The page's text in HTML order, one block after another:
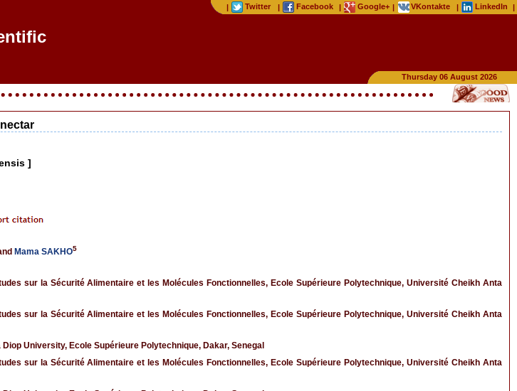
| Twitter | Facebook | Google+ | VKontakte | LinkedIn |
Res
Thursday 06 August 2026
]
Mama SAKHO5
sur la Sécurité Alimentaire et les Molécules Fonctionnelles, Ecole Supérieure Polytechnique, Université Cheikh Anta
sur la Sécurité Alimentaire et les Molécules Fonctionnelles, Ecole Supérieure Polytechnique, Université Cheikh Anta
University, Ecole Supérieure Polytechnique, Dakar, Senegal
sur la Sécurité Alimentaire et les Molécules Fonctionnelles, Ecole Supérieure Polytechnique, Université Cheikh Anta